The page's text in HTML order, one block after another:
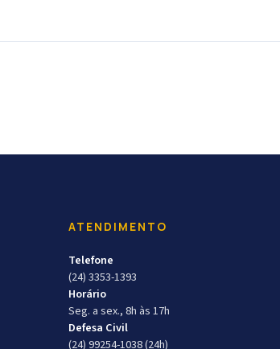
ATENDIMENTO
Telefone
(24) 3353-1393
Horário
Seg. a sex., 8h às 17h
Defesa Civil
(24) 99254-1038 (24h)